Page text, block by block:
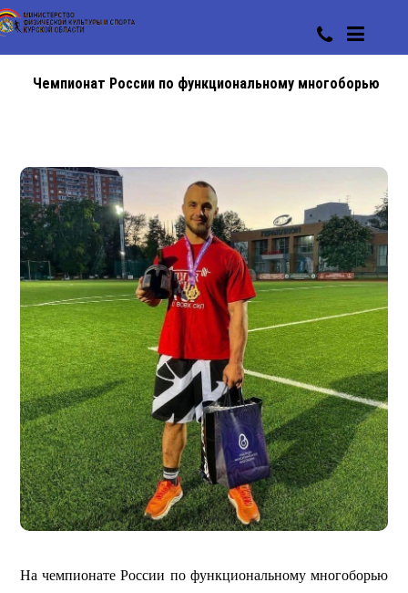
Чемпионат России по функциональному многоборью
На чемпионате России по функциональному многоборью